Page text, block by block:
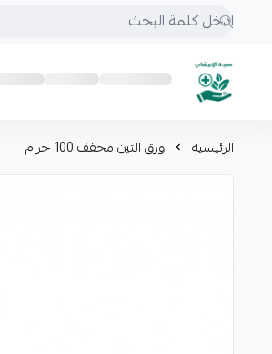
mrs.grasses
الرئيسية ورق التين مجفف 100 جرام